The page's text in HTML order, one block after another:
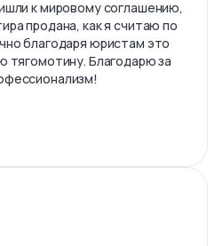
к мировому соглашению,
продана, как я считаю по
благодаря юристам это
тягомотину. Благодарю за